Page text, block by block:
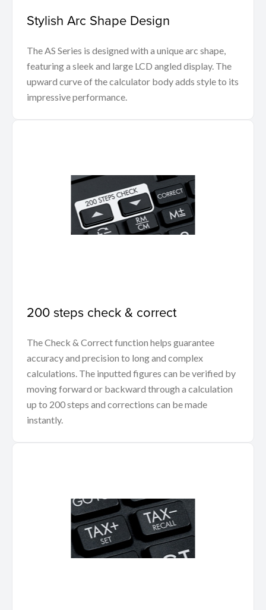
Stylish Arc Shape Design
The AS Series is designed with a unique arc shape,
featuring a sleek and large LCD angled display. The
upward curve of the calculator body adds style to its
impressive performance.
200 steps check & correct
The Check & Correct function helps guarantee
accuracy and precision to long and complex
calculations. The inputted figures can be verified by
moving forward or backward through a calculation
up to 200 steps and corrections can be made
instantly.